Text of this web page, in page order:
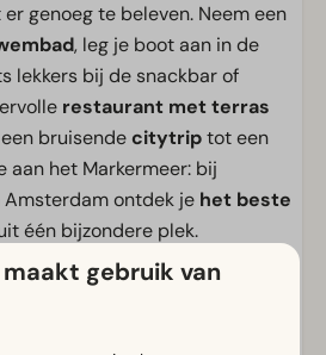
genoeg te beleven. Neem een
, leg je boot aan in de
lekkers bij de snackbar of
restaurant met terras
bruisendecitytriptot een
aan het Markermeer: bij
Amsterdam ontdek je het beste
één bijzondere plek.
gebruik van